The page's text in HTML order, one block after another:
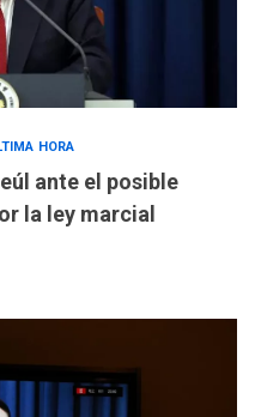
HORA
ante el posible
la ley marcial